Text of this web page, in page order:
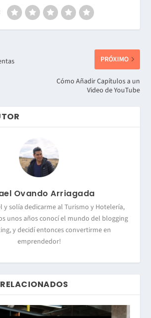
PRÓXIMO
Cómo Añadir Capítulos a un
Video de YouTube
Ovando Arriagada
y solía dedicarme al Turismo y Hotelería,
unos años conocí el mundo del blogging
y decidí entonces convertirme en
emprendedor!